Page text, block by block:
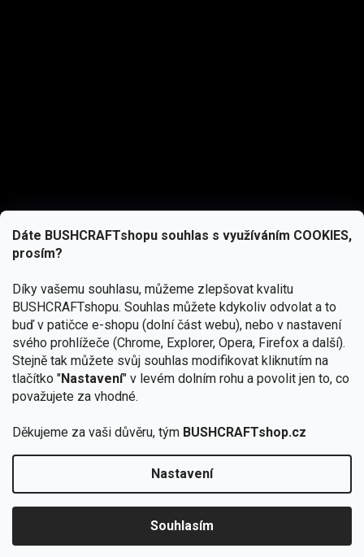
Dáte BUSHCRAFTshopu souhlas s využíváním COOKIES,
prosím?
Díky vašemu souhlasu, můžeme zlepšovat kvalitu
BUSHCRAFTshopu. Souhlas můžete kdykoliv odvolat a to
buď v patičce e-shopu (dolní část webu), nebo v nastavení
svého prohlížeče (Chrome, Explorer, Opera, Firefox a další).
Stejně tak můžete svůj souhlas modifikovat kliknutím na
tlačítko "Nastavení" v levém dolním rohu a povolit jen to, co
považujete za vhodné.
Děkujeme za vaši důvěru, tým BUSHCRAFTshop.cz
Nastavení
Souhlasím
zapojte se do slosování o kurz s
podmínkami ochrany osobních údajů
Copyright 2026BUSHCRAFTshop.cz. Všechna práva
vyhrazena.Upravit nastavení cookies